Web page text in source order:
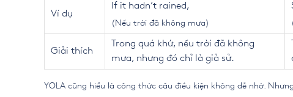
Ví dụ
If it hadn’t rained,
(Nếu trời đã không mưa)
Giải thích
Trong quá khứ, nếu trời đã không
mưa, nhưng đó chỉ là giả sử.
YOLA cũng hiểu là công thức câu điều kiện không dễ nhớ.